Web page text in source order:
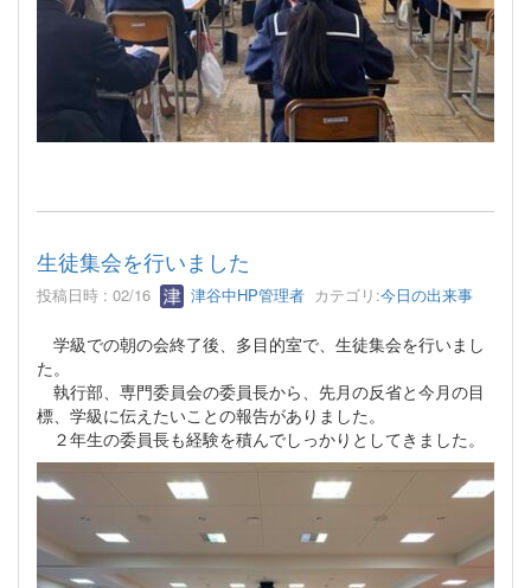
生徒集会を行いました
投稿日時 : 02/16 津谷中HP管理者 カテゴリ:今日の出来事
学級での朝の会終了後、多目的室で、生徒集会を行いまし
た。
執行部、専門委員会の委員長から、先月の反省と今月の目
標、学級に伝えたいことの報告がありました。
２年生の委員長も経験を積んでしっかりとしてきました。